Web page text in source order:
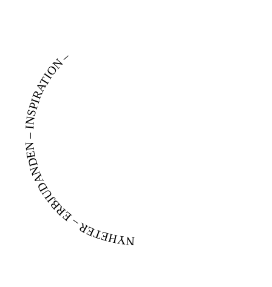
NYHETER – ERBJUDANDEN – INSPIRATION –